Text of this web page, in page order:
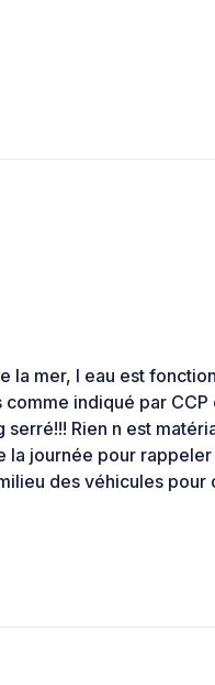
la mer, l eau est
indiqué par CCP
Rien n est
la journée pour
des véhicules pour